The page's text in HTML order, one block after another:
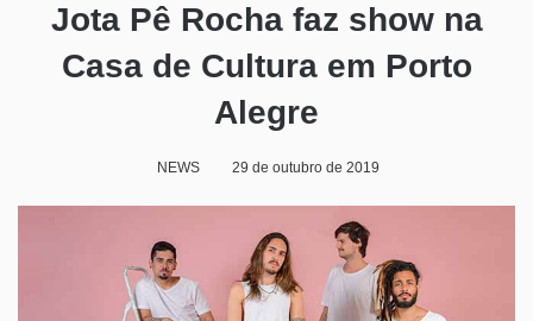
Jota Pê Rocha faz show na
Casa de Cultura em Porto
Alegre
NEWS 29 de outubro de 2019